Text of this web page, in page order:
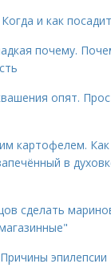
и как
почему.
опят.
картофелем.
в
сделать
эпилепсии